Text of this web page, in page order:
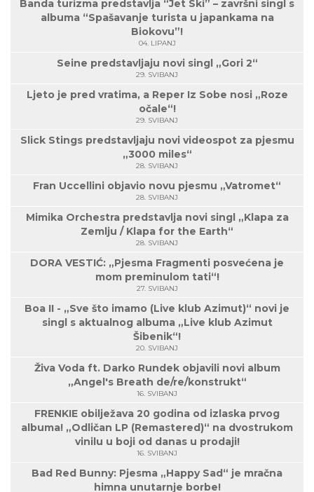
Banda turizma predstavlja “Jet Ski” – završni singl s
albuma “Spašavanje turista u japankama na
Biokovu”!
04. LIPANJ
Seine predstavljaju novi singl „Gori 2“
29. SVIBANJ
Ljeto je pred vratima, a Reper Iz Sobe nosi „Roze
očale“!
29. SVIBANJ
Slick Stings predstavljaju novi videospot za pjesmu
„3000 miles“
28. SVIBANJ
Fran Uccellini objavio novu pjesmu „Vatromet“
28. SVIBANJ
Mimika Orchestra predstavlja novi singl „Klapa za
Zemlju / Klapa for the Earth“
28. SVIBANJ
DORA VESTIĆ: „Pjesma Fragmenti posvećena je
mom preminulom tati“!
27. SVIBANJ
Boa II - „Sve što imamo (Live klub Azimut)“ novi je
singl s aktualnog albuma „Live klub Azimut
Šibenik“!
20. SVIBANJ
Živa Voda ft. Darko Rundek objavili novi album
„Angel's Breath de/re/konstrukt“
16. SVIBANJ
FRENKIE obilježava 20 godina od izlaska prvog
albuma! „Odličan LP (Remastered)“ na dvostrukom
vinilu u boji od danas u prodaji!
16. SVIBANJ
Bad Red Bunny: Pjesma „Happy Sad“ je mračna
himna unutarnje borbe!